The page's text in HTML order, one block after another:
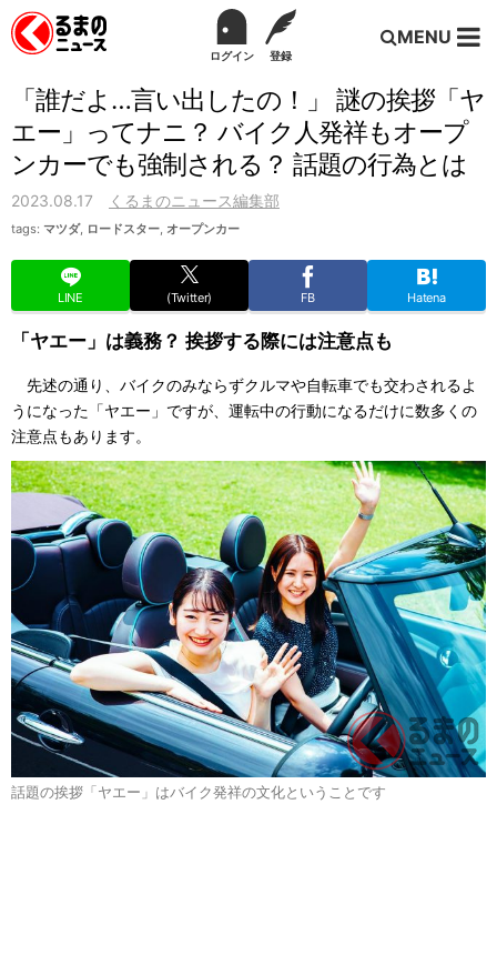
ログイン 登録
MENU
「誰だよ…言い出したの！」 謎の挨拶「ヤ
エー」ってナニ？ バイク人発祥もオープ
ンカーでも強制される？ 話題の行為とは
2023.08.17 くるまのニュース編集部
tags: マツダ, ロードスター, オープンカー
LINE (Twitter) FB Hatena
「ヤエー」は義務？ 挨拶する際には注意点も
先述の通り、バイクのみならずクルマや自転車でも交わされるよ
うになった「ヤエー」ですが、運転中の行動になるだけに数多くの
注意点もあります。
話題の挨拶「ヤエー」はバイク発祥の文化ということです